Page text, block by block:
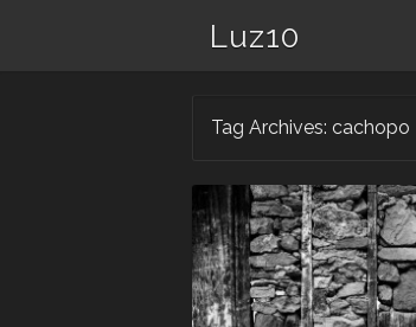
Luz10
Tag Archives: cachopo